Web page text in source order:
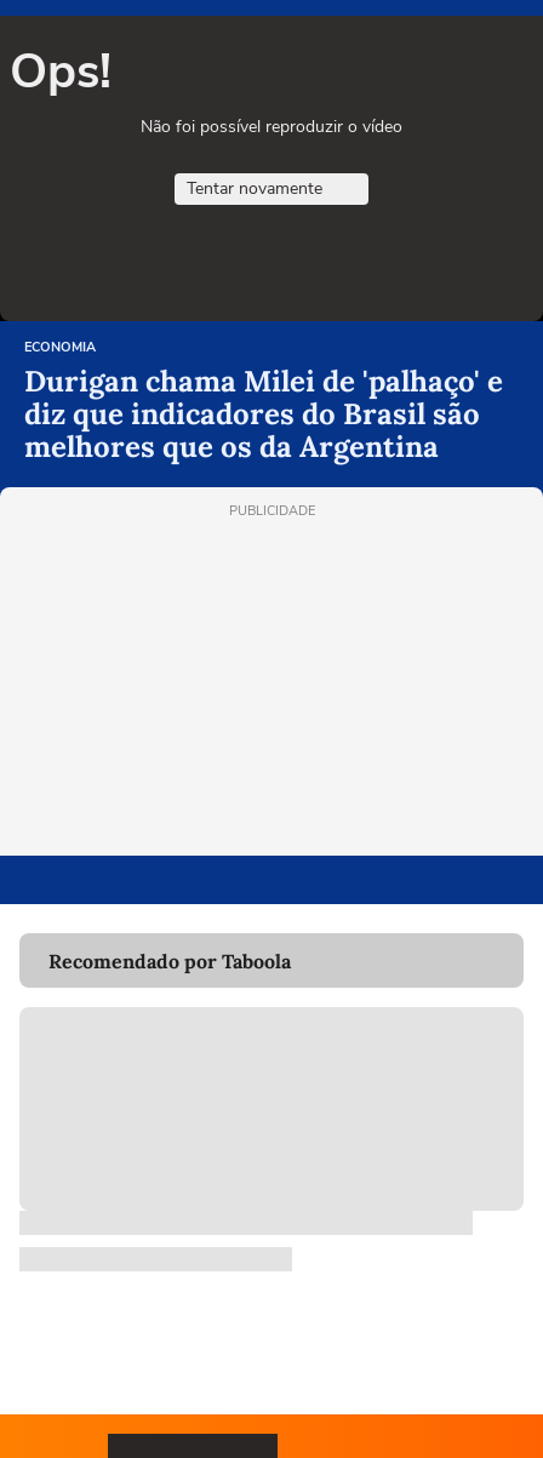
Ops!
Não foi possível reproduzir o vídeo
Tentar novamente
ECONOMIA
Durigan chama Milei de 'palhaço' e
diz que indicadores do Brasil são
melhores que os da Argentina
PUBLICIDADE
Recomendado por Taboola